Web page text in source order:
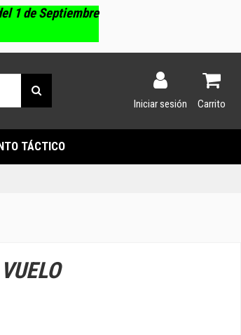
1 de Septiembre
Iniciar sesión Carrito
TÁCTICO